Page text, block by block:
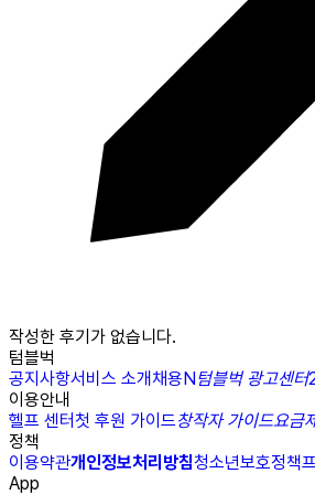
작성한 후기가 없습니다.
텀블벅
공지사항서비스 소개채용N텀블벅 광고센터
이용안내
헬프 센터첫 후원 가이드창작자 가이드요금
정책
이용약관개인정보처리방침청소년보호정책
App